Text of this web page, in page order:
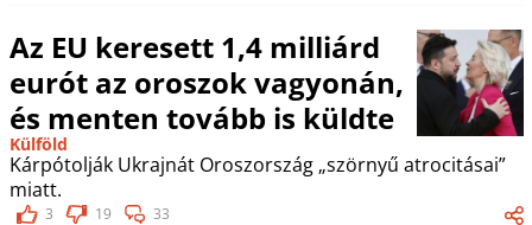
Az EU keresett 1,4 milliárd
eurót az oroszok vagyonán,
és menten tovább is küldte
Külföld
Kárpótolják Ukrajnát Oroszország „szörnyű atrocitásai”
miatt.
3 19 33